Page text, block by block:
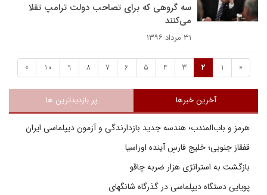
سه گروهی که برای تصاحب دولت ترامپ تقلا
می‌کنند
۳۱ مرداد ۱۳۹۶
«
1
2
3
4
5
6
7
8
9
10
»
آخرین خبرها پر بازدیدترین ها
هرمز و باب‌المندب؛ هندسه جدید بازدارندگی و آزمون دیپلماسی ایران
قفقاز جنوبی؛ خلیج فارسِ آینده اوراسیا
بازگشت به استراتژی هزار ضربه چاقو
پویایی دستگاه دیپلماسی در گذرگاه شانگهای